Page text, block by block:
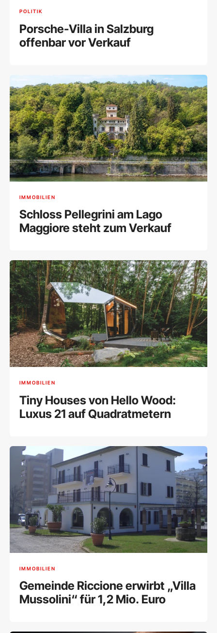
POLITIK
Porsche-Villa in Salzburg
offenbar vor Verkauf
IMMOBILIEN
Schloss Pellegrini am Lago
Maggiore steht zum Verkauf
IMMOBILIEN
Tiny Houses von Hello Wood:
Luxus 21 auf Quadratmetern
IMMOBILIEN
Gemeinde Riccione erwirbt „Villa
Mussolini“ für 1,2 Mio. Euro